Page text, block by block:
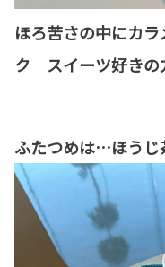
ほろ苦さの中にカ
ク スイーツ好きの
ふたつめは…ほう